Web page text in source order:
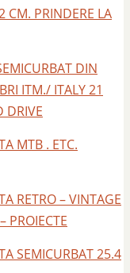
CM. PRINDERE LA
DIN
ITM./ ITALY 21
DRIVE
MTB . ETC.
RETRO – VINTAGE
PROIECTE
SEMICURBAT 25.4